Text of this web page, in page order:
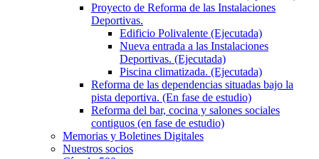
Proyecto de Reforma de las Instalaciones
Deportivas.
Edificio Polivalente (Ejecutada)
Nueva entrada a las Instalaciones
Deportivas. (Ejecutada)
Piscina climatizada. (Ejecutada)
Reforma de las dependencias situadas bajo la
pista deportiva. (En fase de estudio)
Reforma del bar, cocina y salones sociales
contiguos (en fase de estudio)
Memorias y Boletines Digitales
Nuestros socios